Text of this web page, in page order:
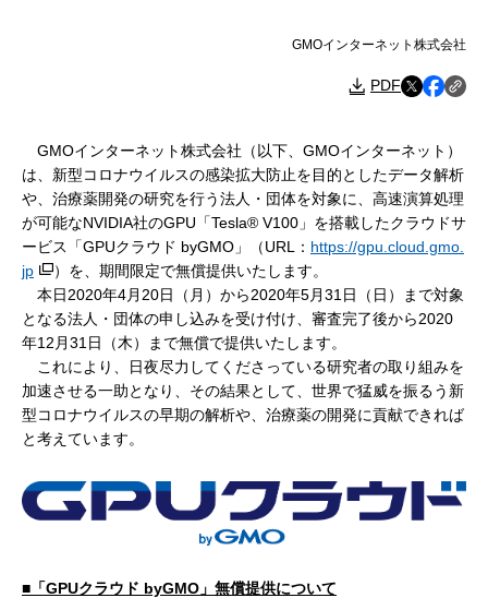
GMOインターネット株式会社
PDF
GMOインターネット株式会社（以下、GMOインターネット）
は、新型コロナウイルスの感染拡大防止を目的としたデータ解析
や、治療薬開発の研究を行う法人・団体を対象に、高速演算処理
が可能なNVIDIA社のGPU「Tesla® V100」を搭載したクラウドサ
ービス「GPUクラウド byGMO」（URL： https://gpu.cloud.gmo.
jp
）を、期間限定で無償提供いたします。
本日2020年4月20日（月）から2020年5月31日（日）まで対象
となる法人・団体の申し込みを受け付け、審査完了後から2020
年12月31日（木）まで無償で提供いたします。
これにより、日夜尽力してくださっている研究者の取り組みを
加速させる一助となり、その結果として、世界で猛威を振るう新
型コロナウイルスの早期の解析や、治療薬の開発に貢献できれば
と考えています。
■「GPUクラウド byGMO」無償提供について